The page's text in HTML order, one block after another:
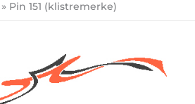
Pin 151 (klistremerke)